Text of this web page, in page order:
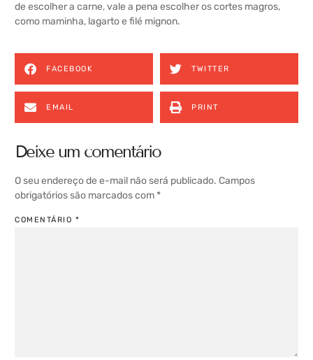
de escolher a carne, vale a pena escolher os cortes magros,
como maminha, lagarto e filé mignon.
FACEBOOK TWITTER
EMAIL PRINT
Deixe um comentário
O seu endereço de e-mail não será publicado. Campos
obrigatórios são marcados com *
COMENTÁRIO *